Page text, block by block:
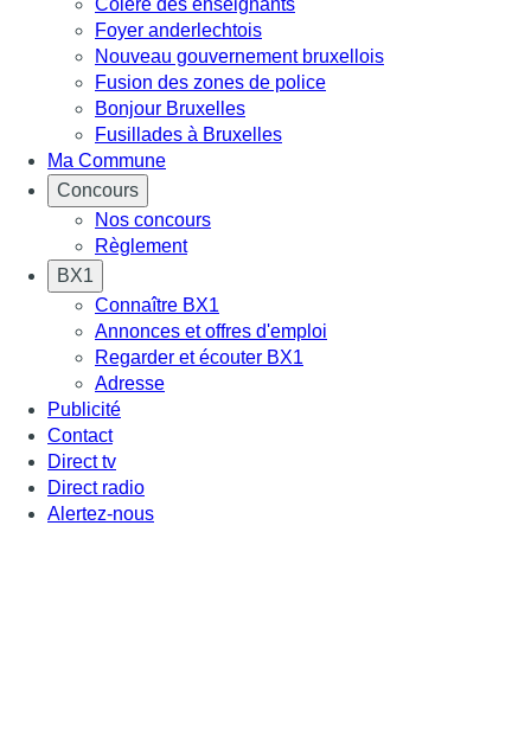
Foyer anderlechtois
Nouveau gouvernement bruxellois
Fusion des zones de police
Bonjour Bruxelles
Fusillades à Bruxelles
Ma Commune
Concours
Nos concours
Règlement
BX1
Connaître BX1
Annonces et offres d'emploi
Regarder et écouter BX1
Adresse
Publicité
Contact
Direct tv
Direct radio
Alertez-nous